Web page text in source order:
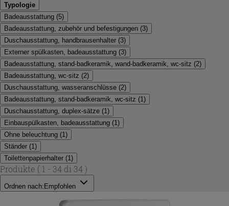
Typologie
Badeausstattung (5)
Badeausstattung, zubehör und befestigungen (3)
Duschausstattung, handbrausenhalter (3)
Externer spülkasten, badeausstattung (3)
Badeausstattung, stand-badkeramik, wand-badkeramik, wc-sitz (2)
Badeausstattung, wc-sitz (2)
Duschausstattung, wasseranschlüsse (2)
Badeausstattung, stand-badkeramik, wc-sitz (1 )
Duschausstattung, duplex-sätze (1 )
Einbauspülkasten, badeausstattung (1 )
Ohne beleuchtung (1 )
Ständer (1 )
Toilettenpapierhalter (1 )
Produkte ( 1 - 34 di 34 )
Ordnen nach: Empfohlen